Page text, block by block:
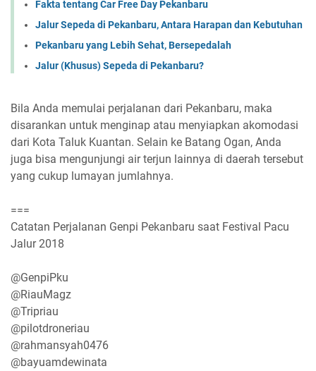
Fakta tentang Car Free Day Pekanbaru
Jalur Sepeda di Pekanbaru, Antara Harapan dan Kebutuhan
Pekanbaru yang Lebih Sehat, Bersepedalah
Jalur (Khusus) Sepeda di Pekanbaru?
Bila Anda memulai perjalanan dari Pekanbaru, maka
disarankan untuk menginap atau menyiapkan akomodasi
dari Kota Taluk Kuantan. Selain ke Batang Ogan, Anda
juga bisa mengunjungi air terjun lainnya di daerah tersebut
yang cukup lumayan jumlahnya.
===
Catatan Perjalanan Genpi Pekanbaru saat Festival Pacu
Jalur 2018
@GenpiPku
@RiauMagz
@Tripriau
@pilotdroneriau
@rahmansyah0476
@bayuamdewinata